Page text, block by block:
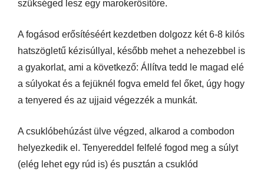
szükséged lesz egy marokerősítőre.
A fogásod erősítéséért kezdetben dolgozz két 6-8 kilós
hatszögletű kézisúllyal, később mehet a nehezebbel is
a gyakorlat, ami a következő: Állítva tedd le magad elé
a súlyokat és a fejüknél fogva emeld fel őket, úgy hogy
a tenyered és az ujjaid végezzék a munkát.
A csuklóbehúzást ülve végzed, alkarod a combodon
helyezkedik el. Tenyereddel felfelé fogod meg a súlyt
(elég lehet egy rúd is) és pusztán a csuklód